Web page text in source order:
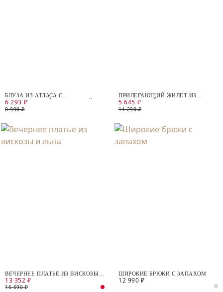
БЛУЗА ИЗ АТЛАСА С
ДЕКОРАТИВНОЙ ГОРЛОВИНОЙ
6 293 ₽
8 990 ₽
ПРИЛЕГАЮЩИЙ ЖИЛЕТ ИЗ
КОСТЮМНОЙ ТКАНИ
5 645 ₽
11 290 ₽
ВЕЧЕРНЕЕ ПЛАТЬЕ ИЗ ВИСКОЗЫ
И ЛЬНА
13 352 ₽
16 690 ₽
ШИРОКИЕ БРЮКИ С ЗАПАХОМ
12 990 ₽